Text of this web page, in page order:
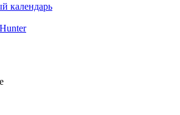
календарь